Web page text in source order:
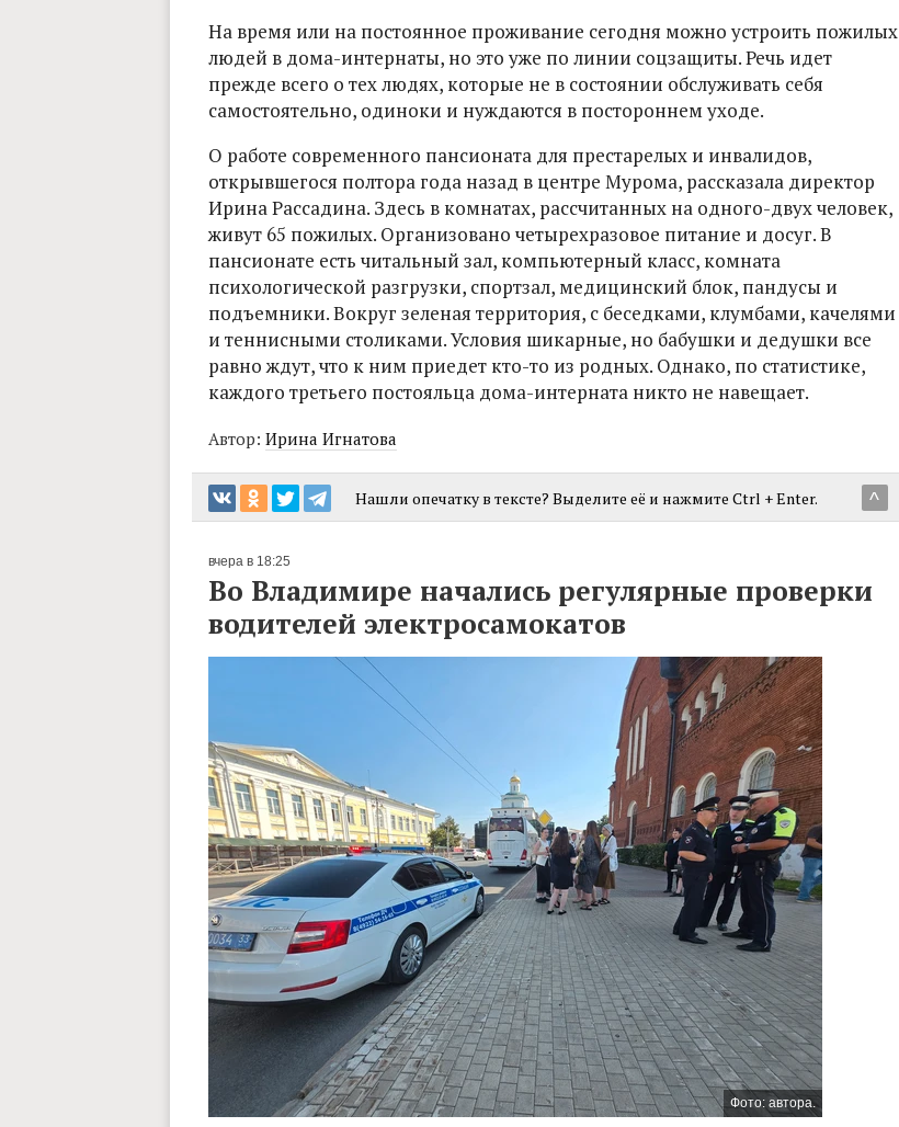
На время или на постоянное проживание сегодня можно устроить пожилых
людей в дома-интернаты, но это уже по линии соцзащиты. Речь идет
прежде всего о тех людях, которые не в состоянии обслуживать себя
самостоятельно, одиноки и нуждаются в постороннем уходе.
О работе современного пансионата для престарелых и инвалидов,
открывшегося полтора года назад в центре Мурома, рассказала директор
Ирина Рассадина. Здесь в комнатах, рассчитанных на одного-двух человек,
живут 65 пожилых. Организовано четырехразовое питание и досуг. В
пансионате есть читальный зал, компьютерный класс, комната
психологической разгрузки, спортзал, медицинский блок, пандусы и
подъемники. Вокруг зеленая территория, с беседками, клумбами, качелями
и теннисными столиками. Условия шикарные, но бабушки и дедушки все
равно ждут, что к ним приедет кто-то из родных. Однако, по статистике,
каждого третьего постояльца дома-интерната никто не навещает.
Автор: Ирина Игнатова
^
Нашли опечатку в тексте? Выделите её и нажмите Ctrl + Enter.
вчера в 18:25
Во Владимире начались регулярные проверки
водителей электросамокатов
Фото: автора.